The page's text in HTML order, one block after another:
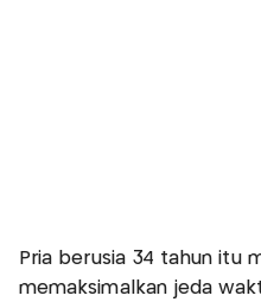
Pria berusia 34 tahun itu
memaksimalkan jeda